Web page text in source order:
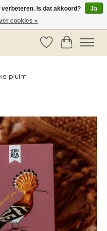
Verlanglijst
pluim
Items
Is dat akkoord?
Ja
cookies »